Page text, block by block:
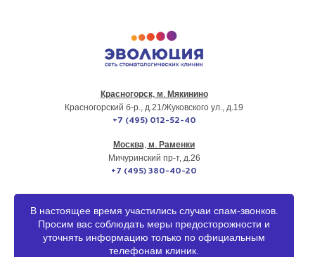
Красногорск, м. Мякинино
Красногорский б-р., д.21/Жуковского ул., д.19
+7 (495) 012-52-40
Москва, м. Раменки
Мичуринский пр-т, д.26
+7 (495) 380-40-20
В настоящее время участились случаи спам-звонков.
Просим вас соблюдать меры предосторожности и
уточнять информацию только по официальным
телефонам клиник.